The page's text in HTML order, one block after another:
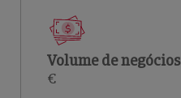
Volume de negócios
€